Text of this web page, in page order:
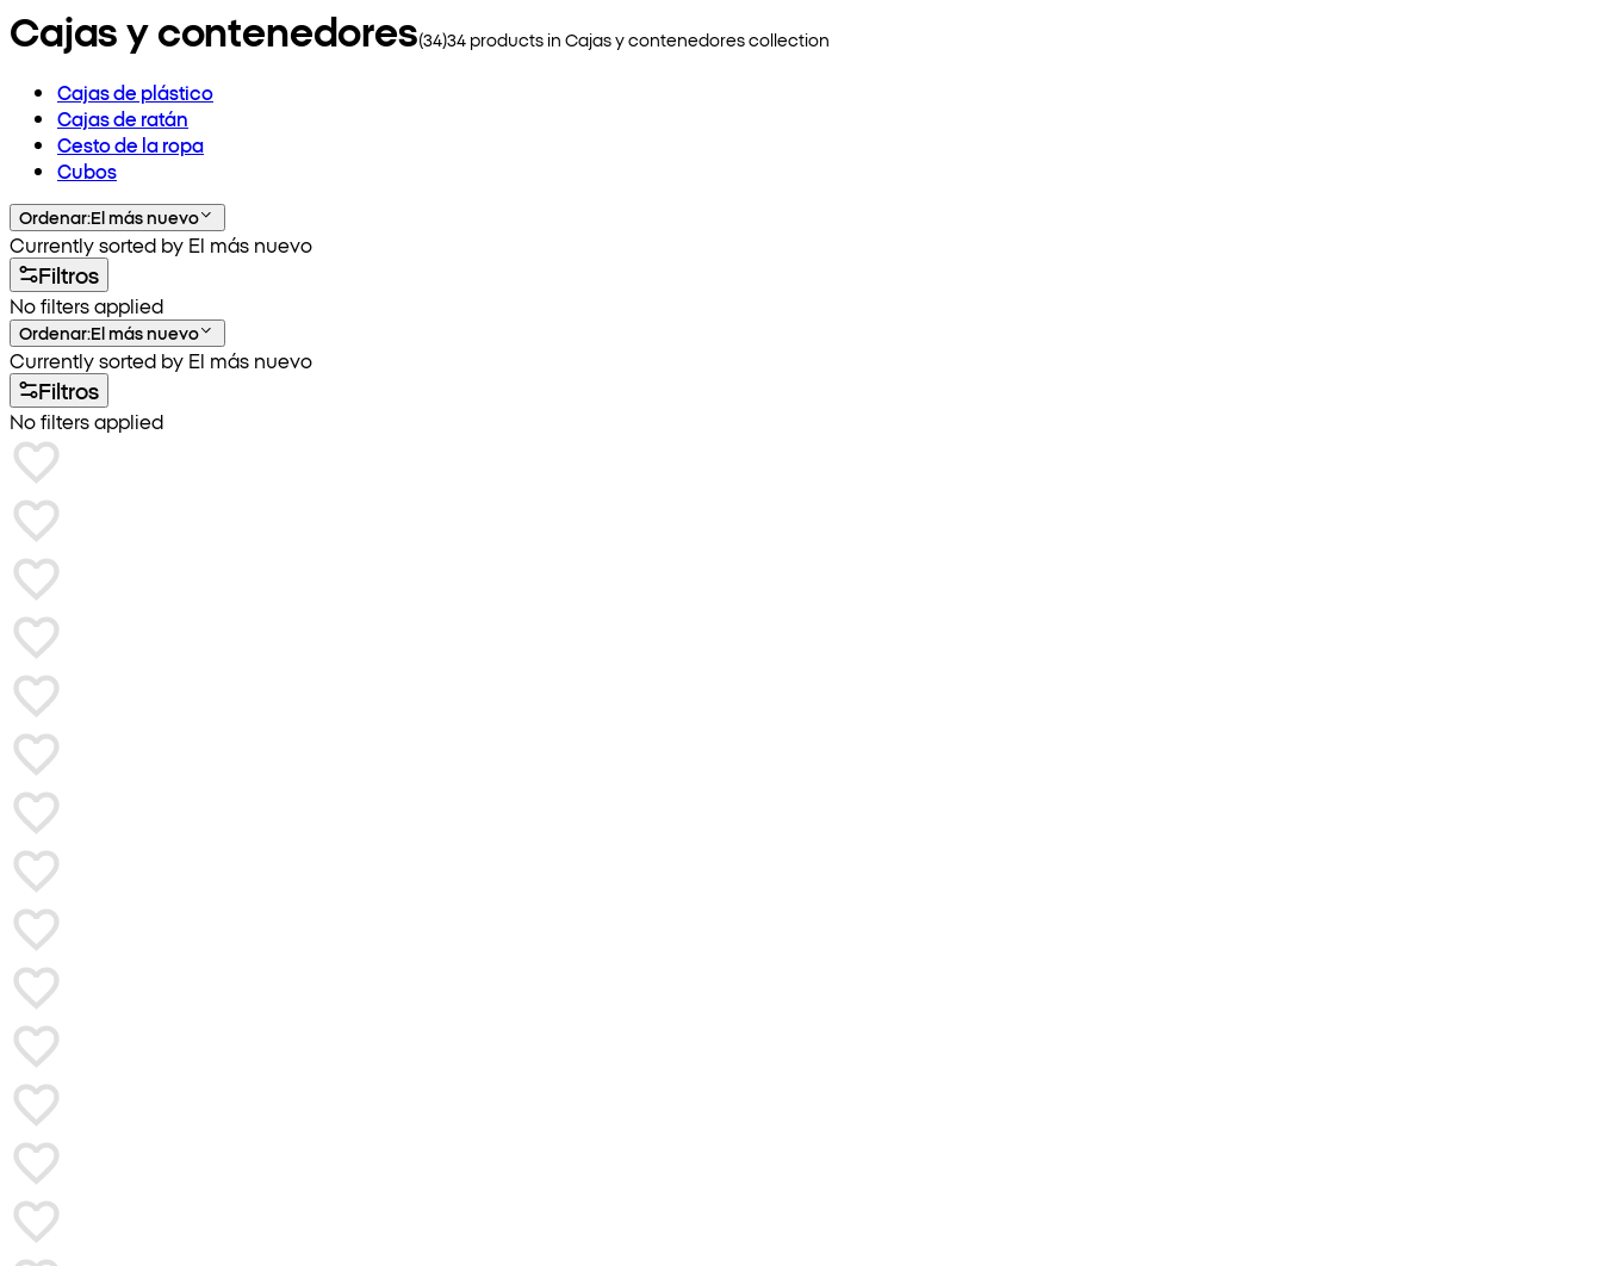
Cajas y contenedores(34)34products in Cajas y contenedorescollection
Cajas de plástico
Cajas de ratán
Cesto de la ropa
Cubos
Ordenar:El más nuevo
Currently sorted by El más nuevo
Filtros
No filters applied
Ordenar:El más nuevo
Currently sorted by El más nuevo
Filtros
No filters applied